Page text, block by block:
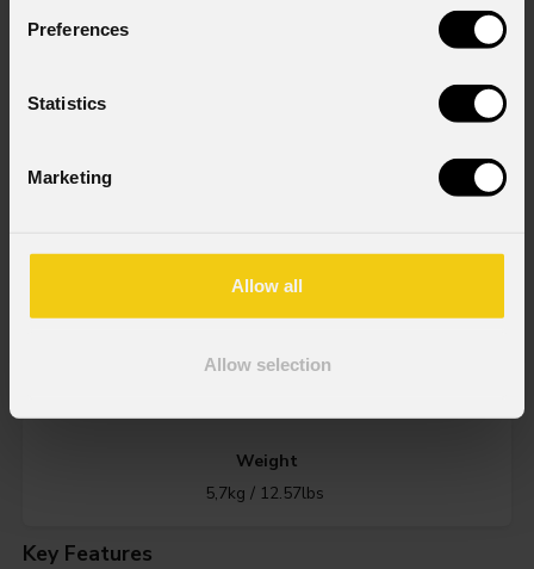
Preferences
Statistics
Marketing
Allow all
Allow selection
IP20
Weight
5,7kg / 12.57lbs
Key Features